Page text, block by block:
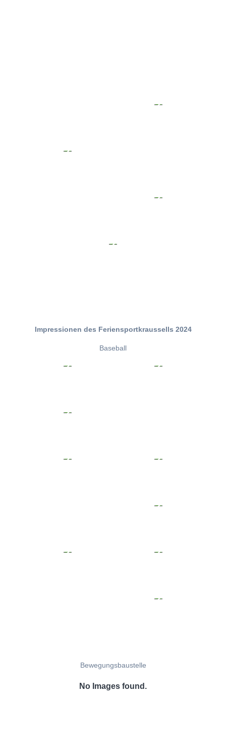
Impressionen des Feriensportkraussells 2024
Baseball
Bewegungsbaustelle
No Images found.